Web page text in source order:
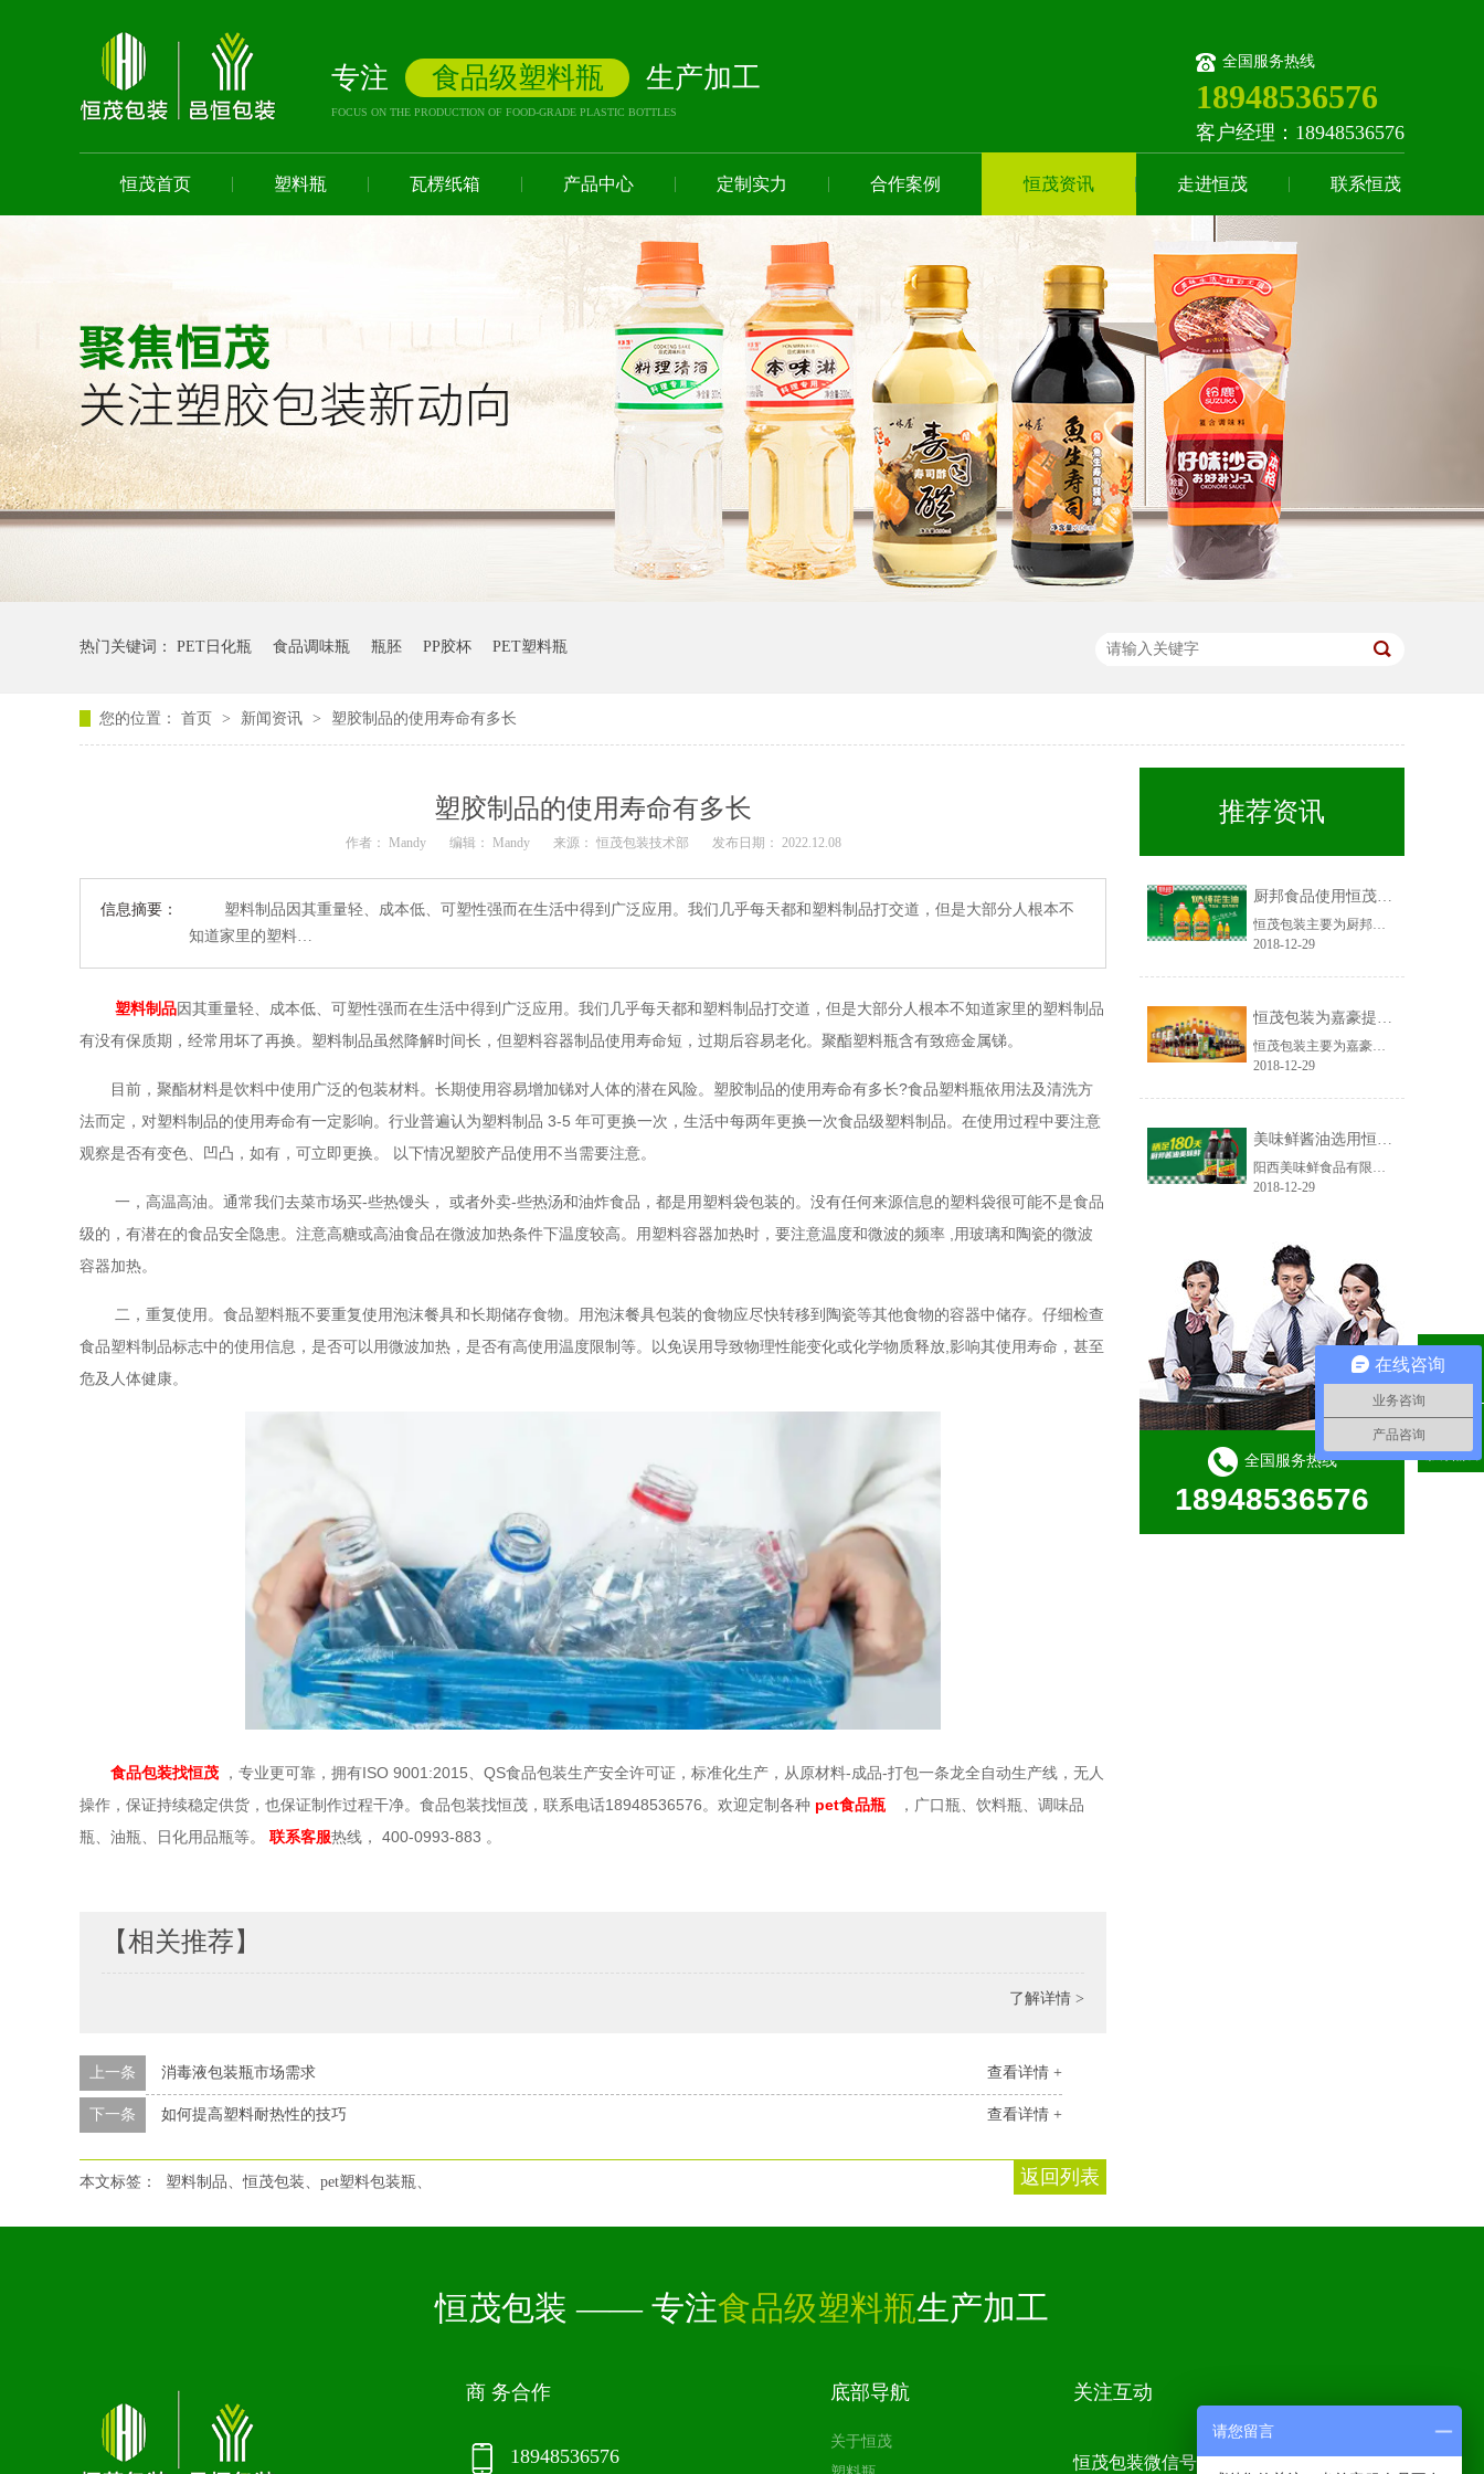
全国服务热线
18948536576
客户经理：18948536576
专注 食品级塑料瓶 生产加工
FOCUS ON THE PRODUCTION OF FOOD-GRADE PLASTIC BOTTLES
恒茂首页 塑料瓶 瓦楞纸箱 产品中心 定制实力 合作案例 恒茂资讯 走进恒茂 联系恒茂
热门关键词： PET日化瓶 食品调味瓶 瓶胚 PP胶杯 PET塑料瓶
您的位置： 首页 > 新闻资讯 > 塑胶制品的使用寿命有多长
塑胶制品的使用寿命有多长
作者： Mandy 编辑： Mandy 来源： 恒茂包装技术部 发布日期： 2022.12.08
信息摘要：
塑料制品因其重量轻、成本低、可塑性强而在生活中得到广泛应用。我们几乎每天都和塑料制品打交道，但是大部分人根本不
知道家里的塑料…
塑料制品因其重量轻、成本低、可塑性强而在生活中得到广泛应用。我们几乎每天都和塑料制品打交道，但是大部分人根本不知道家里的塑料制品
有没有保质期，经常用坏了再换。塑料制品虽然降解时间长，但塑料容器制品使用寿命短，过期后容易老化。聚酯塑料瓶含有致癌金属锑。
目前，聚酯材料是饮料中使用广泛的包装材料。长期使用容易增加锑对人体的潜在风险。塑胶制品的使用寿命有多长?食品塑料瓶依用法及清洗方
法而定，对塑料制品的使用寿命有一定影响。行业普遍认为塑料制品 3-5 年可更换一次，生活中每两年更换一次食品级塑料制品。在使用过程中要注意
观察是否有变色、凹凸，如有，可立即更换。
以下情况塑胶产品使用不当需要注意。
一，高温高油。通常我们去菜市场买-些热馒头， 或者外卖-些热汤和油炸食品，都是用塑料袋包装的。没有任何来源信息的塑料袋很可能不是食品
级的，有潜在的食品安全隐患。注意高糖或高油食品在微波加热条件下温度较高。用塑料容器加热时，要注意温度和微波的频率
用玻璃和陶瓷的微波
容器加热。
二，重复使用。食品塑料瓶不要重复使用泡沫餐具和长期储存食物。用泡沫餐具包装的食物应尽快转移到陶瓷等其他食物的容器中储存。仔细检查
食品塑料制品标志中的使用信息，是否可以用微波加热，是否有高使用温度限制等。以免误用导致物理性能变化或化学物质释放 影响其使用寿命，甚至
危及人体健康。
食品包装找恒茂
，专业更可靠，拥有ISO 9001:2015、QS食品包装生产安全许可证，标准化生产，从原材料-成品-打包一条龙全自动生产线，无人
操作，保证持续稳定供货，也保证制作过程干净。食品包装找恒茂，联系电话18948536576。欢迎定制各种 pet食品瓶
，广口瓶、饮料瓶、调味品
瓶、油瓶、日化用品瓶等。
联系客服热线， 400-0993-883 。
【相关推荐】
了解详情 >
查看详情 +
上一条 消毒液包装瓶市场需求
查看详情 +
下一条 如何提高塑料耐热性的技巧
返回列表
本文标签： 塑料制品、恒茂包装、pet塑料包装瓶、
推荐资讯
厨邦食品使用恒茂包装油瓶
恒茂包装主要为厨邦提供胶罐和纸箱类产品，质量受到厨邦食品的肯定。广东厨邦食品有限公司是我国第二大调味品企业—广东美味鲜调味食品有限公司的控股子公司。
2018-12-29
恒茂包装为嘉豪提供PET胶罐
恒茂包装主要为嘉豪提供酱油和辣鲜露的PET胶罐。广东嘉豪食品有限公司是一家集研发、生产、销售为一体的调味品企业，拥有“劲霸”“嘉豪”“詹王”“金蝉”“三番”五个品牌，品类有鸡汁、青芥辣酱、果汁、汤皇、鸡粉、辣鲜露、辣椒酱等60多种，销售网络遍布全国。
2018-12-29
美味鲜酱油选用恒茂pet酱油瓶
阳西美味鲜食品有限公司使用恒茂酱油瓶作为酱油产品的包装容器。美味鲜食品是一家生产调味品的现代化大型高新技术企业，是我国调味品行业的主要品牌企业之一。年产调味品可达50万吨，产品涵盖酱油、鸡粉（精）、酱类、蚝油、醋类、腐乳、料酒、味精、汁类、食用油、罐头共11个大类，100多个品种，300多种规格。
2018-12-29
全国服务热线
18948536576
恒茂包装 —— 专注食品级塑料瓶生产加工
商 务合作
18948536576
底部导航
关于恒茂
关注互动
恒茂包装微信号
QQ咨询
服务热线
在线咨询
业务咨询
产品咨询
请您留言